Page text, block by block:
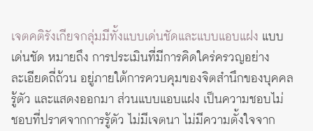
เจตคติรังเกียจกลุ่มมีทั้งแบบเด่นชัดและแบบแอบแฝง แบบ
เด่นชัด หมายถึง การประเมินที่มีการคิดใคร่ครวญอย่าง
ละเอียดถี่ถ้วน อยู่ภายใต้การควบคุมของจิตสำนึกของบุคคล
รู้ตัว และแสดงออกมา ส่วนแบบแอบแฝง เป็นความชอบไม่
ชอบที่ปราศจากการรู้ตัว ไม่มีเจตนา ไม่มีความตั้งใจจาก